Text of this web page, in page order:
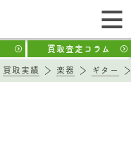
買取査定コラム
買取実績 楽器 ギター